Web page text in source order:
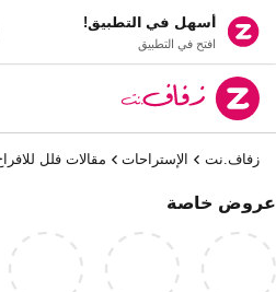
أسهل في التطبيق!
افتح في التطبيق
زفاف.نت الإستراحات مقالات فلل
عروض خاصة